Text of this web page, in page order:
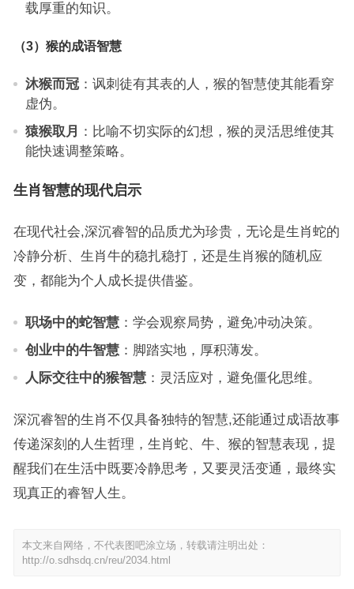
载厚重的知识。
（3）猴的成语智慧
沐猴而冠：讽刺徒有其表的人，猴的智慧使其能看穿
虚伪。
猿猴取月
：比喻不切实际的幻想，猴的灵活思维使其
能快速调整策略。
生肖智慧的现代启示
在现代社会,深沉睿智的品质尤为珍贵，无论是生肖蛇的
冷静分析、生肖牛的稳扎稳打，还是生肖猴的随机应
变，都能为个人成长提供借鉴。
职场中的蛇智慧：学会观察局势，避免冲动决策。
创业中的牛智慧：脚踏实地，厚积薄发。
人际交往中的猴智慧：灵活应对，避免僵化思维。
深沉睿智的生肖不仅具备独特的智慧,还能通过成语故事
传递深刻的人生哲理，生肖蛇、牛、猴的智慧表现，提
醒我们在生活中既要冷静思考，又要灵活变通，最终实
现真正的睿智人生。
本文来自网络，不代表图吧涂立场，转载请注明出处：
http://o.sdhsdq.cn/reu/2034.html